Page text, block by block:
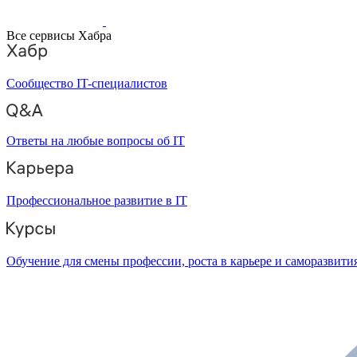
Все сервисы Хабра
Сообщество IT-специалистов
Ответы на любые вопросы об IT
Профессиональное развитие в IT
Обучение для смены профессии, роста в карьере и